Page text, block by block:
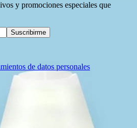
y promociones especiales que
Suscribirme
de datos personales